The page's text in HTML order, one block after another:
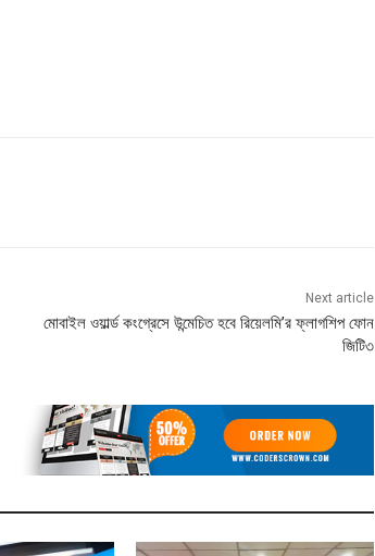
Next article
মোবাইল ওয়ার্ল্ড কংগ্রেসে উন্মেচিত হবে রিয়েলমি’র ফ্লাগশিপ ফোন
জিটি৩